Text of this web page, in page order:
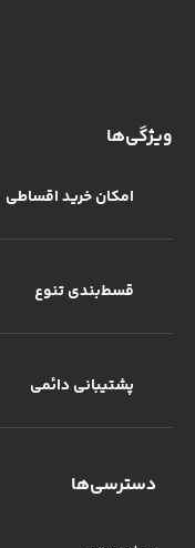
ویژگی‌ها
امکان خرید اقساطی
قسط‌بندی تنوع
پشتیبانی دائمی
دسترسی‌ها